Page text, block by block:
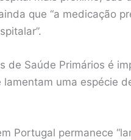
que “a medicação
de Saúde Primários é
uma espécie
Portugal permanece